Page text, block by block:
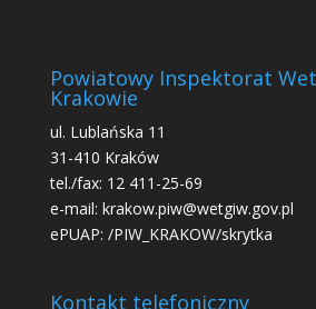
Powiatowy Inspektorat
Krakowie
ul. Lublańska 11
31-410 Kraków
tel./fax: 12 411-25-69
e-mail: krakow.piw@wetgiw.gov.pl
ePUAP: /PIW_KRAKOW/skrytka
Kontakt telefoniczny